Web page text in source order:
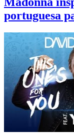
portuguesa